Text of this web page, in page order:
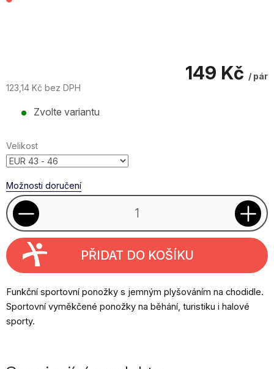
149 Kč / pár
123,14 Kč bez DPH
cena:
Zvolte variantu
Velikost
Možnosti doručení
PŘIDAT DO KOŠÍKU
Funkční sportovní ponožky s jemným plyšováním na chodidle.
Sportovní vyměkčené ponožky na běhání, turistiku i halové
sporty.